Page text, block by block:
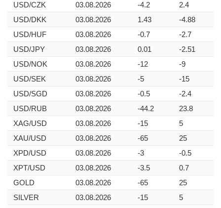
USD/CZK
03.08.2026 -4.2
2.4
USD/DKK
03.08.2026 1.43
-4.88
USD/HUF
03.08.2026 -0.7
-2.7
USD/JPY
03.08.2026 0.01
-2.51
USD/NOK
03.08.2026 -12
-9
USD/SEK
03.08.2026 -5
-15
USD/SGD
03.08.2026 -0.5
-2.4
USD/RUB
03.08.2026 -44.2
23.8
XAG/USD
03.08.2026 -15
5
XAU/USD
03.08.2026 -65
25
XPD/USD
03.08.2026 -3
-0.5
XPT/USD
03.08.2026 -3.5
0.7
GOLD
03.08.2026 -65
25
SILVER
03.08.2026 -15 5